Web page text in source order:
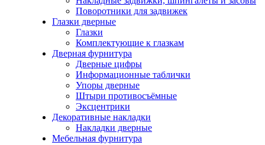
Поворотники для задвижек
Глазки дверные
Глазки
Комплектующие к глазкам
Дверная фурнитура
Дверные цифры
Информационные таблички
Упоры дверные
Штыри противосъёмные
Эксцентрики
Декоративные накладки
Накладки дверные
Мебельная фурнитура